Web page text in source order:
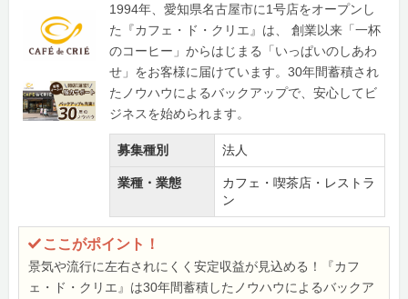
1994年、愛知県名古屋市に1号店をオープンし
た『カフェ・ド・クリエ』は、 創業以来「一杯
のコーヒー」からはじまる「いっぱいのしあわ
せ」をお客様に届けています。30年間蓄積され
たノウハウによるバックアップで、安心してビ
ジネスを始められます。
募集種別 法人
業種・業態
カフェ・喫茶店・レストラ
ン
ここがポイント！
景気や流行に左右されにくく安定収益が見込める！『カフ
ェ・ド・クリエ』は30年間蓄積したノウハウによるバックア